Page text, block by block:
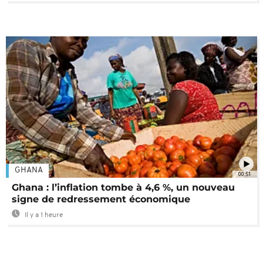
00:51
GHANA
Ghana : l’inflation tombe à 4,6 %, un nouveau
signe de redressement économique
Il y a 1 heure